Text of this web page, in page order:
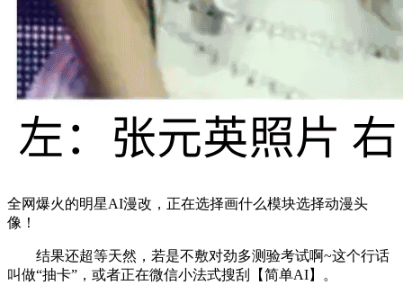
全网爆火的明星AI漫改，正在选择画什么模块选择动漫头
像！
结果还超等天然，若是不敷对劲多测验考试啊~这个行话
叫做“抽卡”，或者正在微信小法式搜刮【简单AI】。